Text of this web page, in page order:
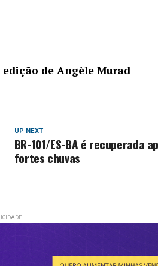
edição de Angèle Murad
UP NEXT
BR-101/ES-BA é recuperada
fortes chuvas